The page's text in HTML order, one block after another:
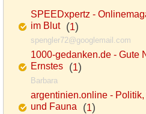
SPEEDxpertz -
im Blut(1)
spengler72@googlemail.com
1000-gedanken.de - Gute
Ernstes (1)
Barbara
argentinien.online -
und Fauna (1)